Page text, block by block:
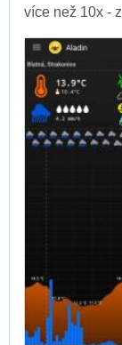
více než 10x -